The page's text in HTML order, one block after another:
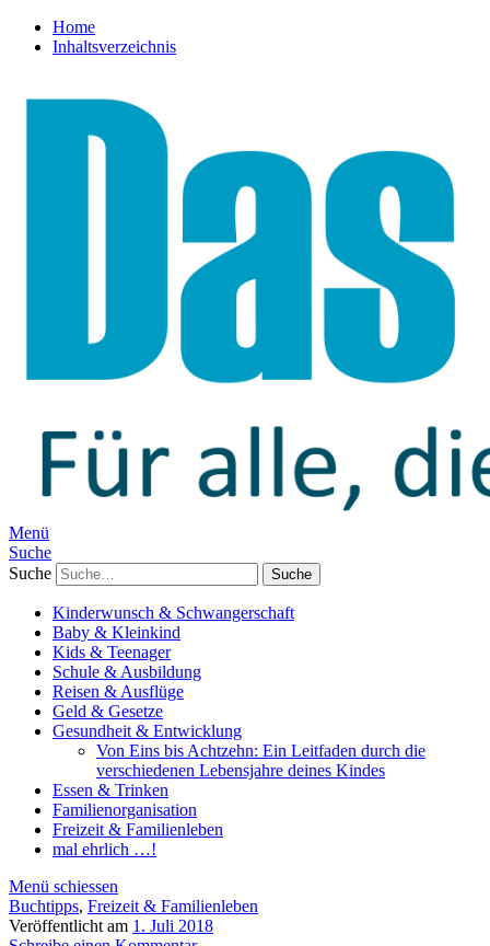
Home
Inhaltsverzeichnis
Menü
Suche
Suche
Kinderwunsch & Schwangerschaft
Baby & Kleinkind
Kids & Teenager
Schule & Ausbildung
Reisen & Ausflüge
Geld & Gesetze
Gesundheit & Entwicklung
Von Eins bis Achtzehn: Ein Leitfaden durch die
verschiedenen Lebensjahre deines Kindes
Essen & Trinken
Familienorganisation
Freizeit & Familienleben
mal ehrlich …!
Menü schiessen
Buchtipps, Freizeit & Familienleben
Veröffentlicht am 1. Juli 2018